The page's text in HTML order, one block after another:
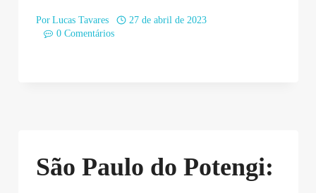
Por Lucas Tavares
27 de abril de 2023
0 Comentários
São Paulo do Potengi: